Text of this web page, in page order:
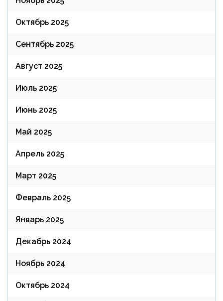
Октябрь 2025
Сентябрь 2025
Август 2025
Июль 2025
Июнь 2025
Май 2025
Апрель 2025
Март 2025
Февраль 2025
Январь 2025
Декабрь 2024
Ноябрь 2024
Октябрь 2024